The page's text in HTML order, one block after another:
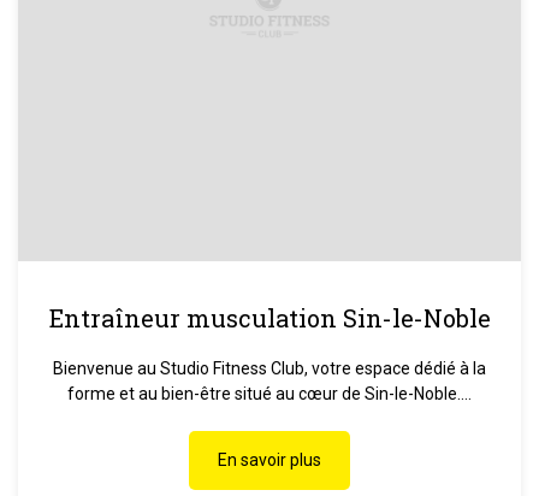
Entraîneur musculation Sin-le-Noble
Bienvenue au Studio Fitness Club, votre espace dédié à la
forme et au bien-être situé au cœur de Sin-le-Noble....
En savoir plus